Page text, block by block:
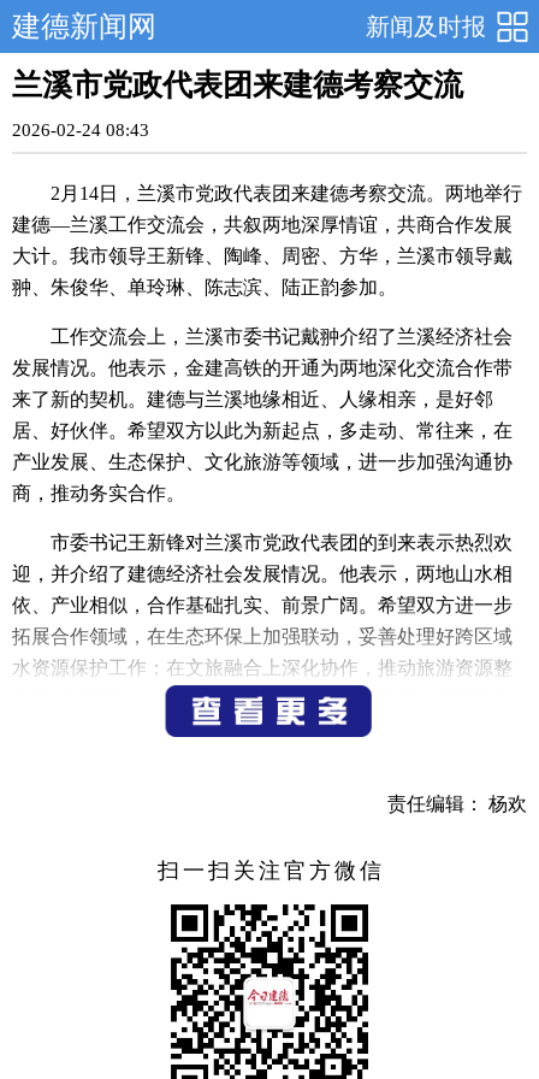
新闻及时报
建德新闻网
兰溪市党政代表团来建德考察交流
2026-02-24 08:43
2月14日，兰溪市党政代表团来建德考察交流。两地举行
建德—兰溪工作交流会，共叙两地深厚情谊，共商合作发展
大计。我市领导王新锋、陶峰、周密、方华，兰溪市领导戴
翀、朱俊华、单玲琳、陈志滨、陆正韵参加。
工作交流会上，兰溪市委书记戴翀介绍了兰溪经济社会
发展情况。他表示，金建高铁的开通为两地深化交流合作带
来了新的契机。建德与兰溪地缘相近、人缘相亲，是好邻
居、好伙伴。希望双方以此为新起点，多走动、常往来，在
产业发展、生态保护、文化旅游等领域，进一步加强沟通协
商，推动务实合作。
市委书记王新锋对兰溪市党政代表团的到来表示热烈欢
迎，并介绍了建德经济社会发展情况。他表示，两地山水相
依、产业相似，合作基础扎实、前景广阔。希望双方进一步
拓展合作领域，在生态环保上加强联动，妥善处理好跨区域
水资源保护工作；在文旅融合上深化协作，推动旅游资源整
合与线路互联；在产业发展上优势互补，聚焦新能源闭环产
业链构建，探索两地产业链双向赋能，实现互利共赢。
绕新能源产业协作、生态环境共保、区域文旅联动等重点领
互促共进，携手推动两地经济社会高质量发展。
责任编辑： 杨欢
扫一扫关注官方微信